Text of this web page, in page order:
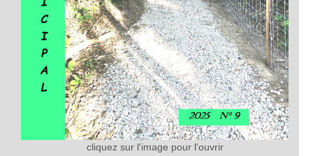
cliquez sur l'image pour l'ouvrir